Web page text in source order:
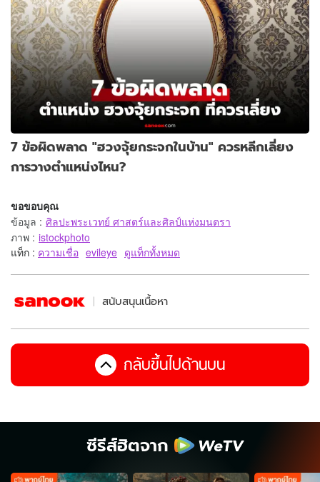
7 ข้อผิดพลาด "ฮวงจุ้ยกระจกในบ้าน" ควรหลีกเลี่ยง
การวางตำแหน่งไหน?
ขอขอบคุณ
ข้อมูล : ศิลปะพระเวทย์ ศาสตร์และศิลป์แห่งมนตรา
ภาพ : istockphoto
แท็ก : ความเชื่อ evileye ดูแท็กทั้งหมด
สนับสนุนเนื้อหา
กลับขึ้นไปด้านบน
ซีรีส์ฮิตจาก